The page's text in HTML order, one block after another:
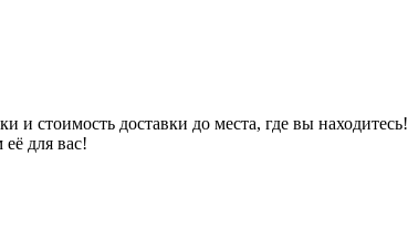
и стоимость доставки до места, где вы находитесь!
для вас!